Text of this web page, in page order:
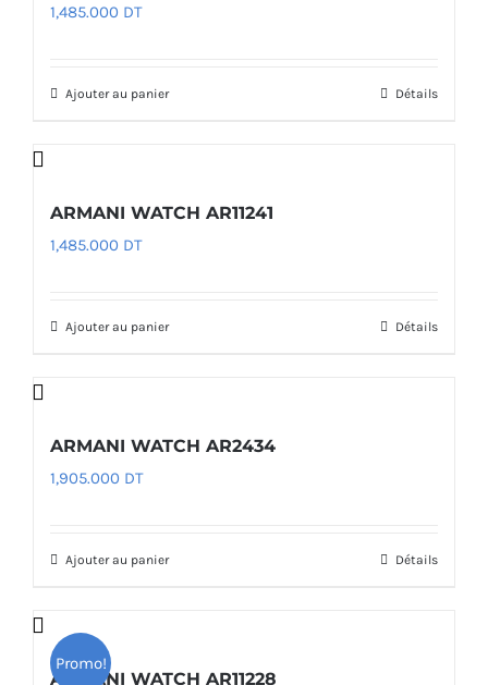
1,485.000 DT
Ajouter au panier Détails
ARMANI WATCH AR11241
1,485.000 DT
Ajouter au panier Détails
ARMANI WATCH AR2434
1,905.000 DT
Ajouter au panier Détails
Promo!
ARMANI WATCH AR11228